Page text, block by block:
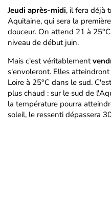
Jeudi après-midi, il fera déjà
Aquitaine, qui sera la
douceur. On attend 21 à
niveau de début juin.
Mais c'est véritablement
s'envoleront. Elles
Loire à 25°C dans le sud.
plus chaud : sur le sud de
la température pourra
soleil, le ressenti dépassera